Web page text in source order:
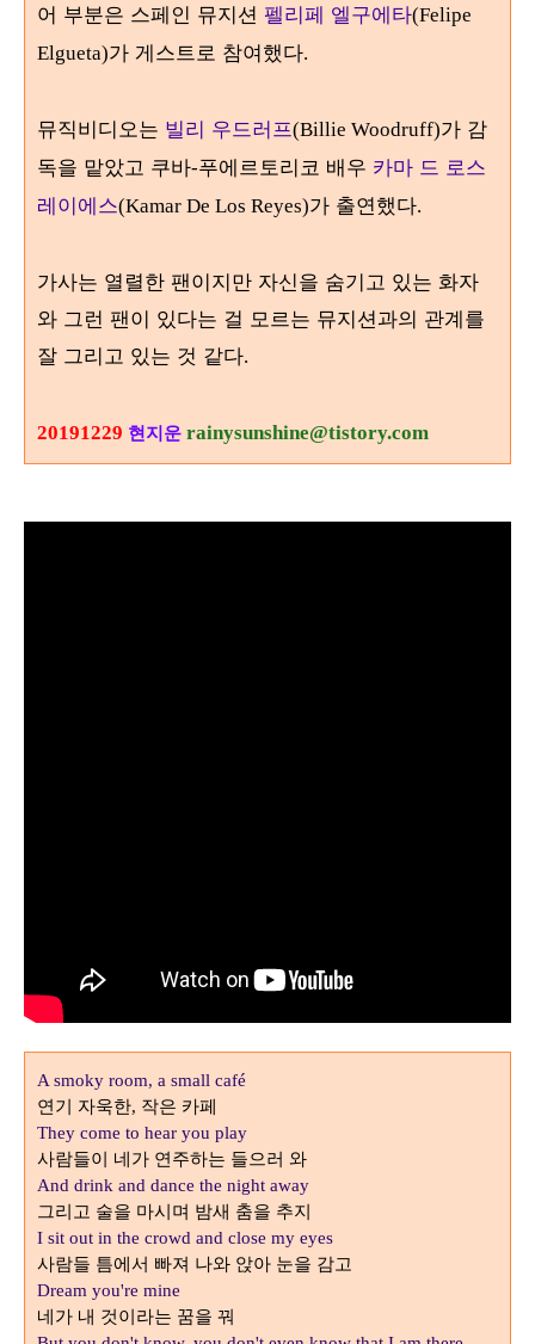
어 부분은 스페인 뮤지션 펠리페 엘구에타(Felipe
Elgueta)가 게스트로 참여했다.
뮤직비디오는 빌리 우드러프(Billie Woodruff)가 감
독을 맡았고 쿠바-푸에르토리코 배우 카마 드 로스
레이에스(Kamar De Los Reyes)가 출연했다.
가사는 열렬한 팬이지만 자신을 숨기고 있는 화자
와 그런 팬이 있다는 걸 모르는 뮤지션과의 관계를
잘 그리고 있는 것 같다.
20191229 현지운 rainysunshine@tistory.com
A smoky room, a small café
연기 자욱한, 작은 카페
They come to hear you play
사람들이 네가 연주하는 들으러 와
And drink and dance the night away
그리고 술을 마시며 밤새 춤을 추지
I sit out in the crowd and close my eyes
사람들 틈에서 빠져 나와 앉아 눈을 감고
Dream you're mine
네가 내 것이라는 꿈을 꿔